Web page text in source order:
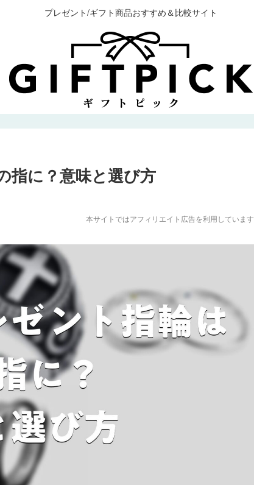
プレゼント/ギフト商品おすすめ＆比較サイト
指に？意味と選び方
本サイトではアフィリエイト広告を利用しています